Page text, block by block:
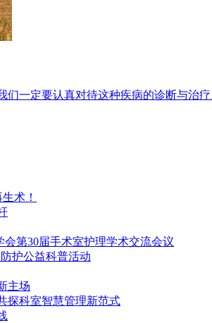
一定要认真对待这种疾病的诊断与治
术！
第30届手术室护理学术交流会议
护公益科普活动
主场
探科室智慧管理新范式